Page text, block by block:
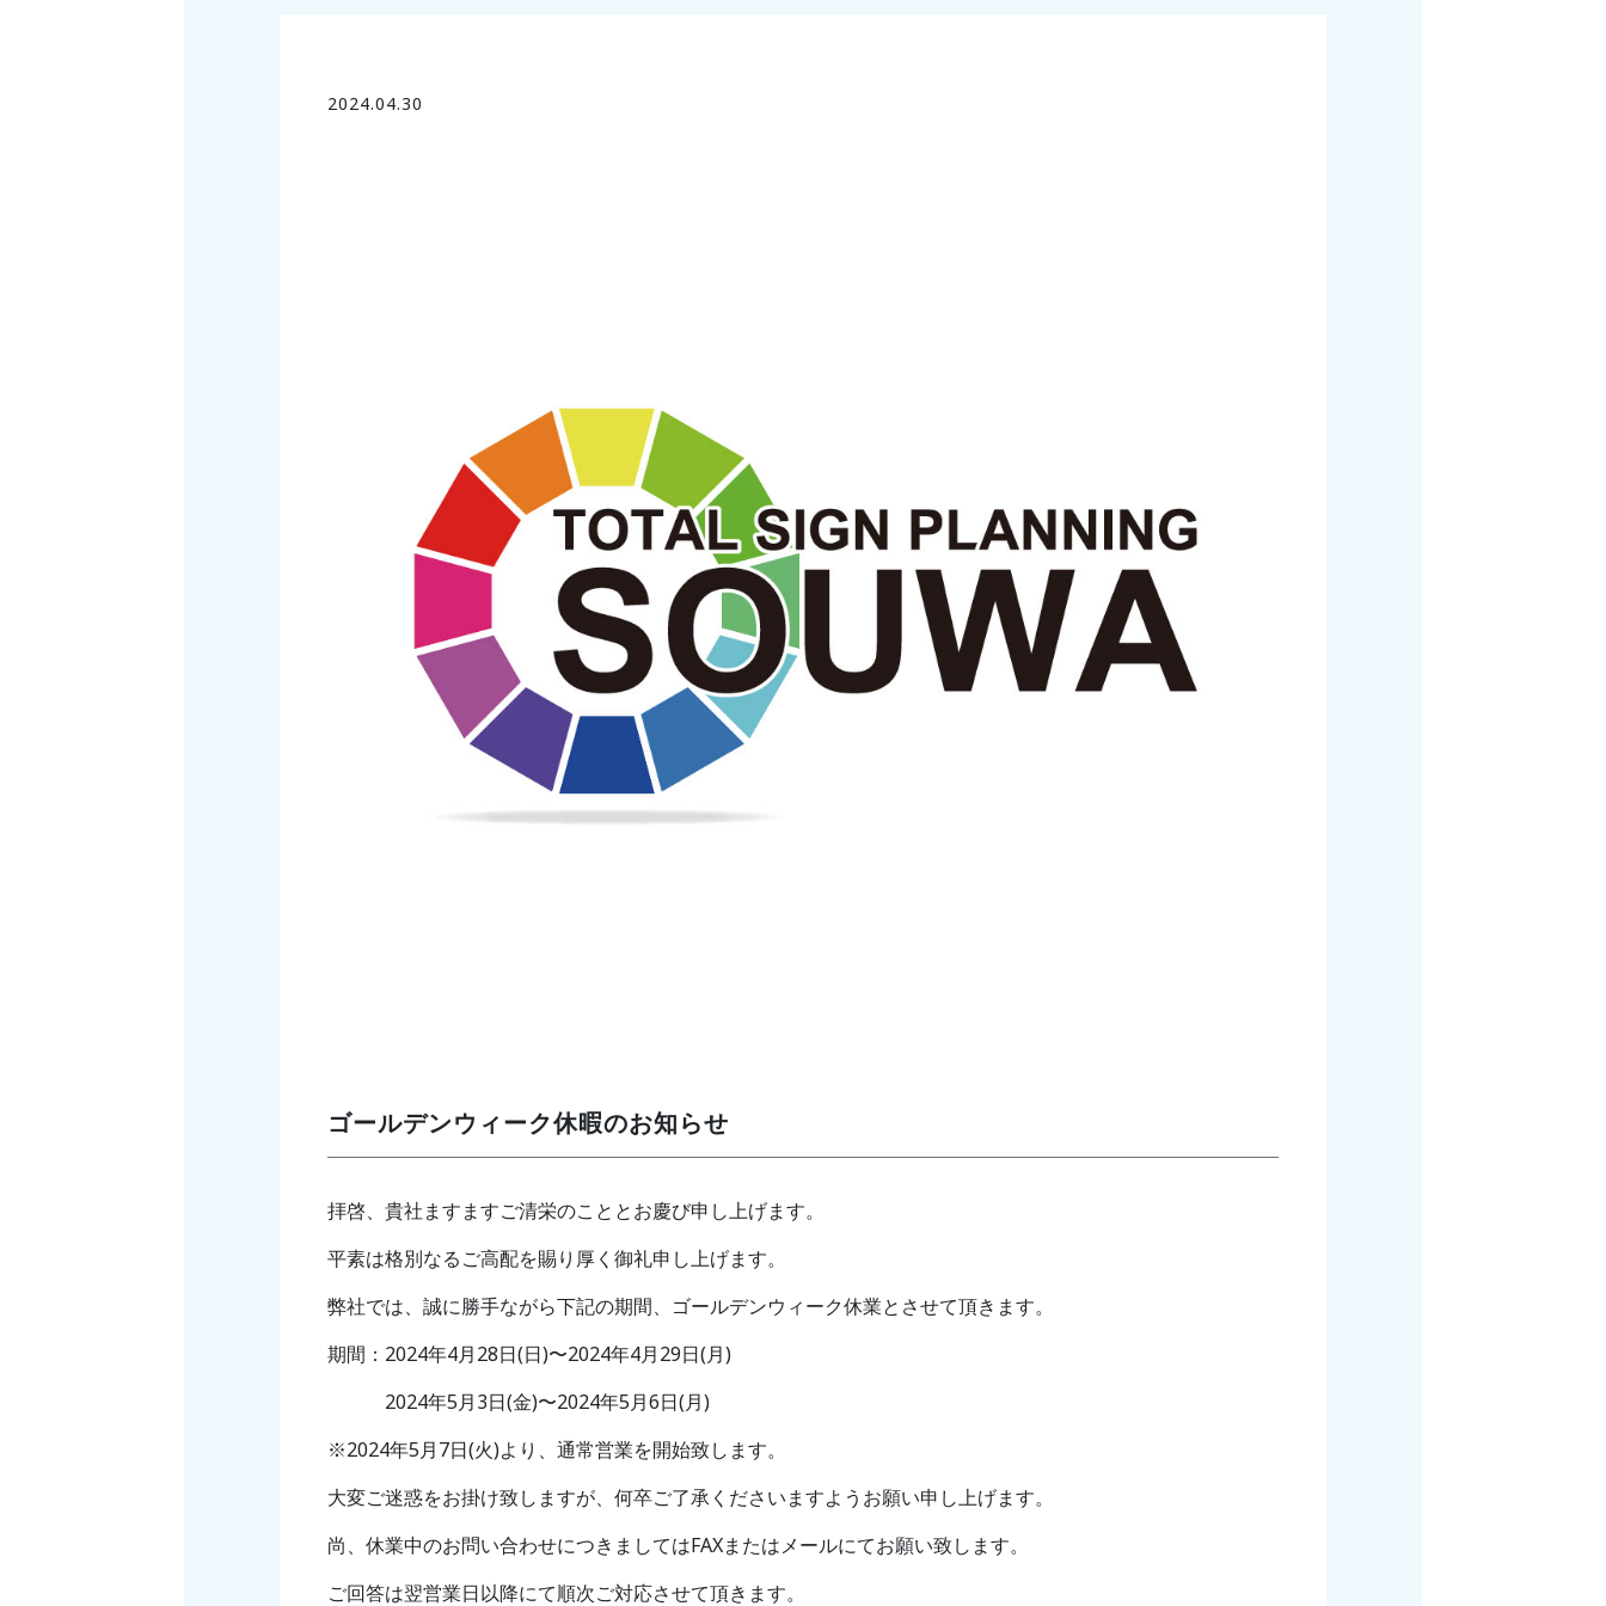
2024.04.30
ゴールデンウィーク休暇のお知らせ
拝啓、貴社ますますご清栄のこととお慶び申し上げます。
平素は格別なるご高配を賜り厚く御礼申し上げます。
弊社では、誠に勝手ながら下記の期間、ゴールデンウィーク休業とさせて頂きます。
期間：2024年4月28日(日)〜2024年4月29日(月)
2024年5月3日(金)〜2024年5月6日(月)
※2024年5月7日(火)より、通常営業を開始致します。
大変ご迷惑をお掛け致しますが、何卒ご了承くださいますようお願い申し上げます。
尚、休業中のお問い合わせにつきましてはFAXまたはメールにてお願い致します。
ご回答は翌営業日以降にて順次ご対応させて頂きます。